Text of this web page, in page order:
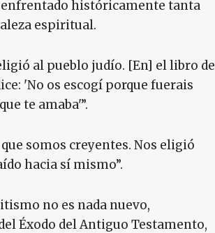
enfrentado históricamente tanta
espiritual.
al pueblo judío. [En] el libro de
'No os escogí porque fuerais
te amaba'”.
somos creyentes. Nos eligió
hacia sí mismo”.
no es nada nuevo,
Éxodo del Antiguo Testamento,